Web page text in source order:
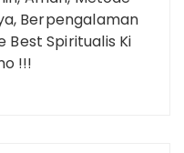
Berpengalaman
Best Spiritualis Ki
!!!